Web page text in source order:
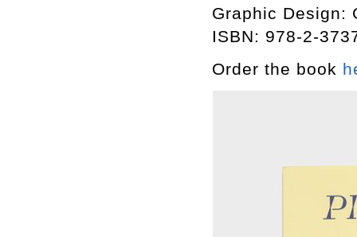
Graphic Design:
ISBN: 978-2-
Order the book